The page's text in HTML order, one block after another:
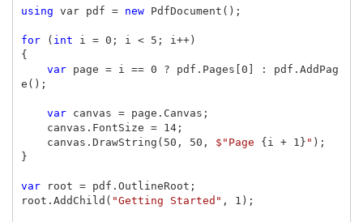
using var pdf = new PdfDocument ();
for ( int i = 0 ; i < 5 ; i ++)
{
var
page = i == 0 ? pdf . Pages 0 : pdf . AddPag
e ();
var canvas = page . Canvas ;
canvas . FontSize = 14;
canvas . DrawString ( 50 , 50 , $"Page { i + 1 } " );
}
var root = pdf . OutlineRoot ;
root . AddChild ( "Getting Started" , 1 );